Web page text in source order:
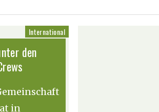
International
den
in